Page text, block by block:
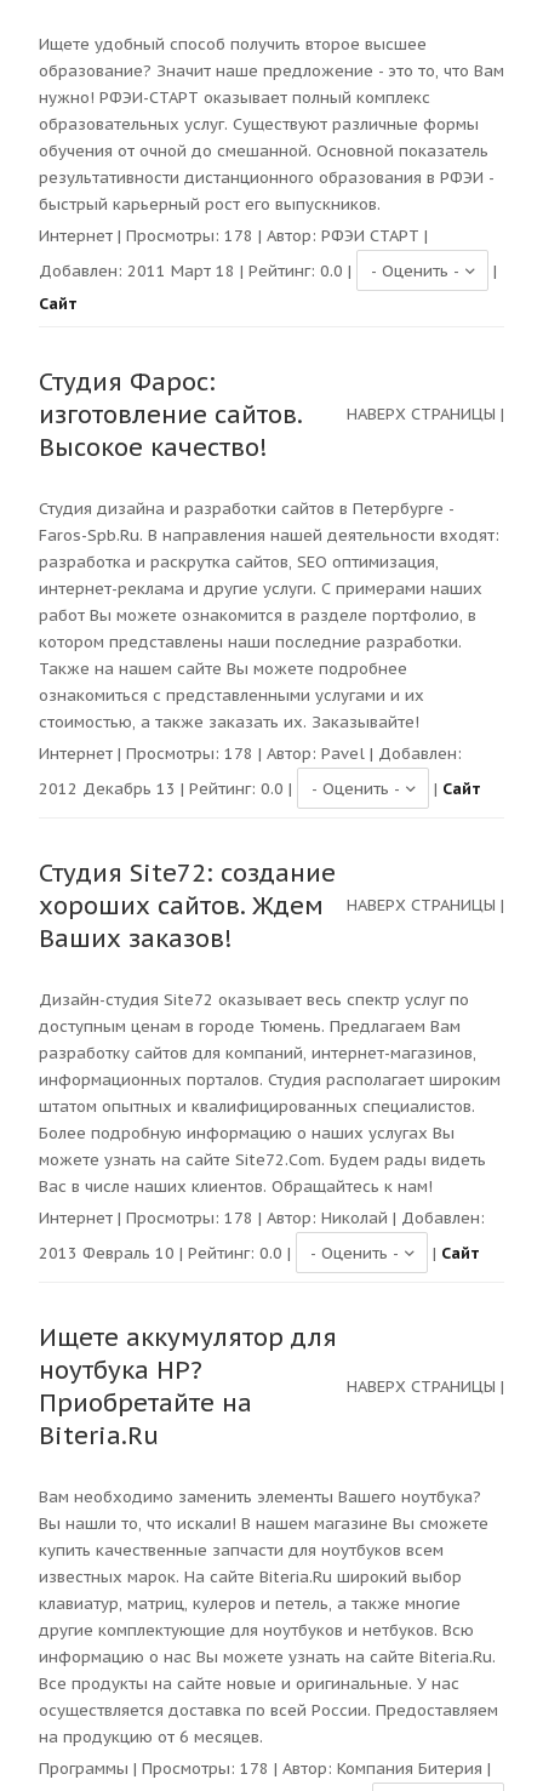
Ищете удобный способ получить второе высшее
образование? Значит наше предложение - это то, что Вам
нужно! РФЭИ-СТАРТ оказывает полный комплекс
образовательных услуг. Существуют различные формы
обучения от очной до смешанной. Основной показатель
результативности дистанционного образования в РФЭИ -
быстрый карьерный рост его выпускников.
Интернет | Просмотры: 178 | Автор: РФЭИ СТАРТ |
Добавлен: 2011 Март 18 | Рейтинг: 0.0 |
|
Сайт
Студия Фарос:
изготовление сайтов.
Высокое качество!
НАВЕРХ СТРАНИЦЫ |
Студия дизайна и разработки сайтов в Петербурге -
Faros-Spb.Ru. В направления нашей деятельности входят:
разработка и раскрутка сайтов, SEO оптимизация,
интернет-реклама и другие услуги. С примерами наших
работ Вы можете ознакомится в разделе портфолио, в
котором представлены наши последние разработки.
Также на нашем сайте Вы можете подробнее
ознакомиться с представленными услугами и их
стоимостью, а также заказать их. Заказывайте!
Интернет | Просмотры: 178 | Автор: Pavel | Добавлен:
2012 Декабрь 13 | Рейтинг: 0.0 | | Сайт
Студия Site72: создание
хороших сайтов. Ждем
Ваших заказов!
НАВЕРХ СТРАНИЦЫ |
Дизайн-студия Site72 оказывает весь спектр услуг по
доступным ценам в городе Тюмень. Предлагаем Вам
разработку сайтов для компаний, интернет-магазинов,
информационных порталов. Студия располагает широким
штатом опытных и квалифицированных специалистов.
Более подробную информацию о наших услугах Вы
можете узнать на сайте Site72.Com. Будем рады видеть
Вас в числе наших клиентов. Обращайтесь к нам!
Интернет | Просмотры: 178 | Автор: Николай | Добавлен:
2013 Февраль 10 | Рейтинг: 0.0 | | Сайт
Ищете аккумулятор для
ноутбука HP?
Приобретайте на
Biteria.Ru
НАВЕРХ СТРАНИЦЫ |
Вам необходимо заменить элементы Вашего ноутбука?
Вы нашли то, что искали! В нашем магазине Вы сможете
купить качественные запчасти для ноутбуков всем
известных марок. На сайте Biteria.Ru широкий выбор
клавиатур, матриц, кулеров и петель, а также многие
другие комплектующие для ноутбуков и нетбуков. Всю
информацию о нас Вы можете узнать на сайте Biteria.Ru.
Все продукты на сайте новые и оригинальные. У нас
осуществляется доставка по всей России. Предоставляем
на продукцию от 6 месяцев.
Программы | Просмотры: 178 | Автор: Компания Битерия |